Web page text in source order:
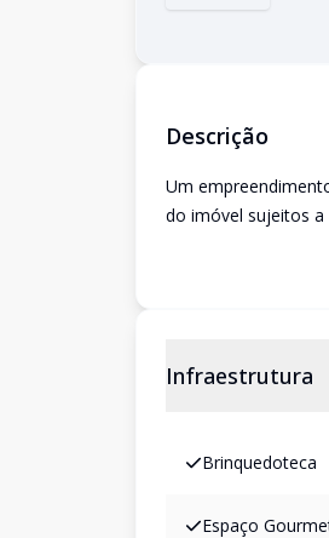
Descrição
Um
do imóvel sujeitos
Infraestrutura
Brinquedoteca
Espaço